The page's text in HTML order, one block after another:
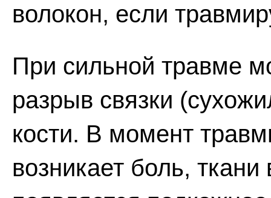
волокон, если
При сильной травме
разрыв связки
кости. В момент
возникает боль, ткани